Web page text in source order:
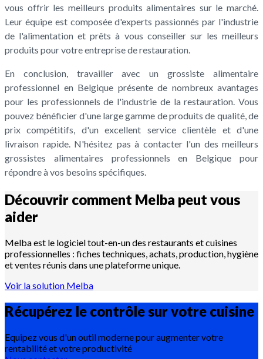
vous offrir les meilleurs produits alimentaires sur le marché.
Leur équipe est composée d'experts passionnés par l'industrie
de l'alimentation et prêts à vous conseiller sur les meilleurs
produits pour votre entreprise de restauration.
En conclusion, travailler avec un grossiste alimentaire
professionnel en Belgique présente de nombreux avantages
pour les professionnels de l'industrie de la restauration. Vous
pouvez bénéficier d'une large gamme de produits de qualité, de
prix compétitifs, d'un excellent service clientèle et d'une
livraison rapide. N'hésitez pas à contacter l'un des meilleurs
grossistes alimentaires professionnels en Belgique pour
répondre à vos besoins spécifiques.
Découvrir comment Melba peut vous
aider
Melba est le logiciel tout-en-un des restaurants et cuisines
professionnelles : fiches techniques, achats, production, hygiène
et ventes réunis dans une plateforme unique.
Voir la solution Melba
Récupérez le contrôle sur votre cuisine
Equipez vous d'un outil moderne pour augmenter votre
rentabilité et votre productivité